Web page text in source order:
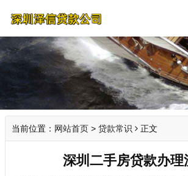
当前位置： 网站首页 > 贷款常识 正文
深圳二手房贷款办理